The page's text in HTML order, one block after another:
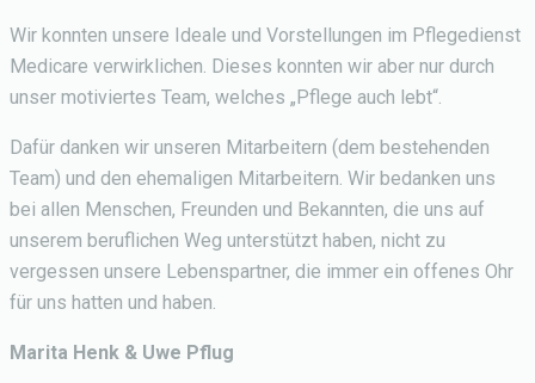
Wir konnten unsere Ideale und Vorstellungen im Pflegedienst
Medicare verwirklichen. Dieses konnten wir aber nur durch
unser motiviertes Team, welches „Pflege auch lebt“.
Dafür danken wir unseren Mitarbeitern (dem bestehenden
Team) und den ehemaligen Mitarbeitern. Wir bedanken uns
bei allen Menschen, Freunden und Bekannten, die uns auf
unserem beruflichen Weg unterstützt haben, nicht zu
vergessen unsere Lebenspartner, die immer ein offenes Ohr
für uns hatten und haben.
Marita Henk & Uwe Pflug